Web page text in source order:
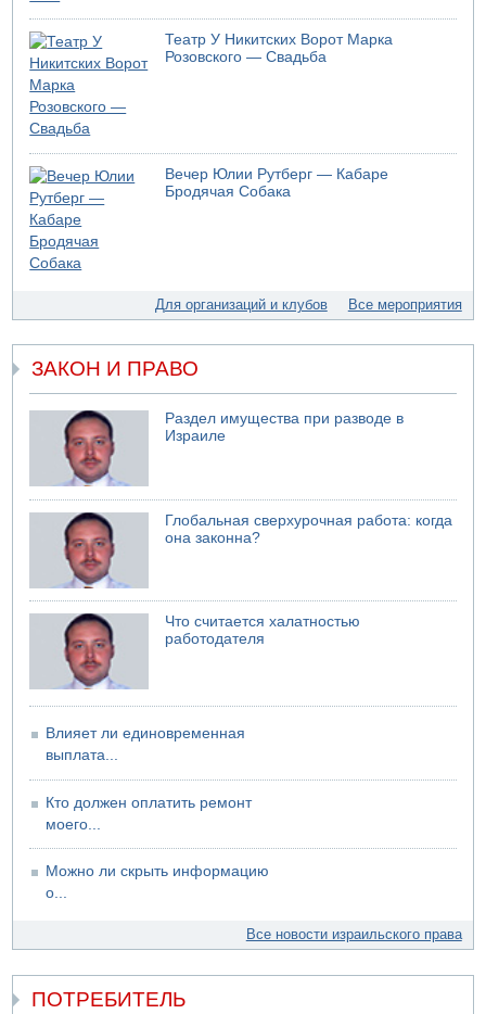
На севере Израиля на берег выбросило тело
05.08.2026 13:32
В России горят новые склады
05.08.2026 10:19
Хуситы сообщают об атаке по Саудовскому танкеру
05.08.2026 10:16
Левые активисты пытались ворваться в офис
"Религиозного сионизма"
05.08.2026 06:42
В Дубае поднимается дым над портом
Еще один меморандум для Ирана
Театр У Никитских Ворот Марка
Розовского — Свадьба
Вечер Юлии Рутберг — Кабаре
Бродячая Собака
Для организаций и клубов Все мероприятия
ЗАКОН И ПРАВО
Раздел имущества при разводе в
Израиле
Глобальная сверхурочная работа: когда
она законна?
Что считается халатностью
работодателя
Влияет ли единовременная
выплата...
Кто должен оплатить ремонт
моего...
Можно ли скрыть информацию
о...
Все новости израильского права
ПОТРЕБИТЕЛЬ